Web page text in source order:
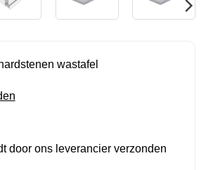
wastafel
door ons leverancier verzonden